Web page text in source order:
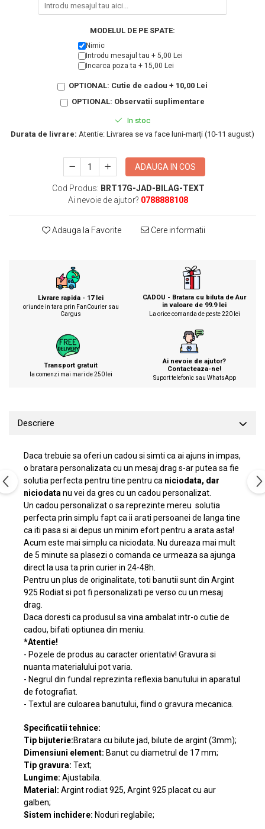
Pentru tata
Brelocuri cu mesaje amuzante
Cadouri pentru parinti de Craciun
40 ani
MODELUL DE PE SPATE:
Nimic
Introdu mesajul tau + 5,00 Lei
Incarca poza ta + 15,00 Lei
OPTIONAL: Cutie de cadou + 10,00 Lei
OPTIONAL: Observatii suplimentare
In stoc
Durata de livrare: Atentie: Livrarea se va face luni-marți (10-11 august)
ADAUGA IN COS
Cod Produs: BRT17G-JAD-BILAG-TEXT
Ai nevoie de ajutor? 0788888108
Adauga la Favorite Cere informatii
Livrare rapida - 17 lei
oriunde in tara prin FanCourier sau
Cargus
CADOU - Bratara cu biluta de Aur
in valoare de 99.9 lei
La orice comanda de peste 220 lei
Transport gratuit
la comenzi mai mari de 250 lei
Ai nevoie de ajutor?
Contacteaza-ne!
Suport telefonic sau WhatsApp
Descriere
Daca trebuie sa oferi un cadou si simti ca ai ajuns in impas,
o bratara personalizata cu un mesaj drag s-ar putea sa fie
solutia perfecta pentru tine pentru ca niciodata, dar
niciodata nu vei da gres cu un cadou personalizat.
Un cadou personalizat o sa reprezinte mereu solutia
perfecta prin simplu fapt ca ii arati persoanei de langa tine
ca iti pasa si ai depus un minim efort pentru a arata asta!
Acum este mai simplu ca niciodata. Nu dureaza mai mult
de 5 minute sa plasezi o comanda ce urmeaza sa ajunga
direct la usa ta prin curier in 24-48h.
Pentru un plus de originalitate, toti banutii sunt din Argint
925 Rodiat si pot fi personalizati pe verso cu un mesaj
drag.
Daca doresti ca produsul sa vina ambalat intr-o cutie de
cadou, bifati optiunea din meniu.
*Atentie!
- Pozele de produs au caracter orientativ! Gravura si
nuanta materialului pot varia.
- Negrul din fundal reprezinta reflexia banutului in aparatul
de fotografiat.
- Textul are culoarea banutului, fiind o gravura mecanica.
Specificatii tehnice:
Tip bijuterie:Bratara cu bilute jad, bilute de argint (3mm);
Dimensiuni element: Banut cu diametrul de 17 mm;
Tip gravura: Text;
Lungime: Ajustabila.
Material: Argint rodiat 925, Argint 925 placat cu aur
galben;
Sistem inchidere: Noduri reglabile;